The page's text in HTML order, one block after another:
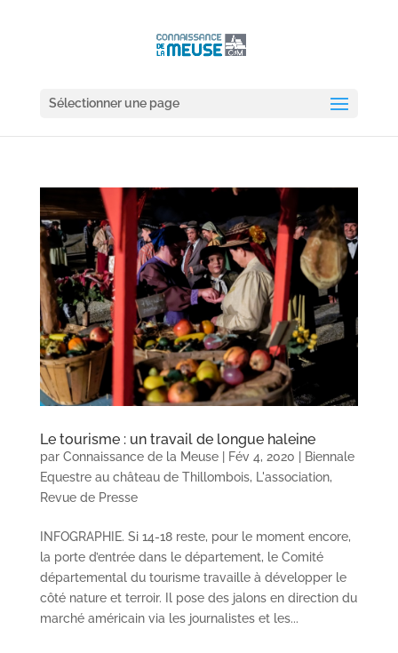
Sélectionner une page
Le tourisme : un travail de longue haleine
par Connaissance de la Meuse| Fév 4, 2020 | Biennale
Equestre au château de Thillombois, L'association,
Revue de Presse
INFOGRAPHIE. Si 14-18 reste, pour le moment encore,
la porte d’entrée dans le département, le Comité
départemental du tourisme travaille à développer le
côté nature et terroir. Il pose des jalons en direction du
marché américain via les journalistes et les...